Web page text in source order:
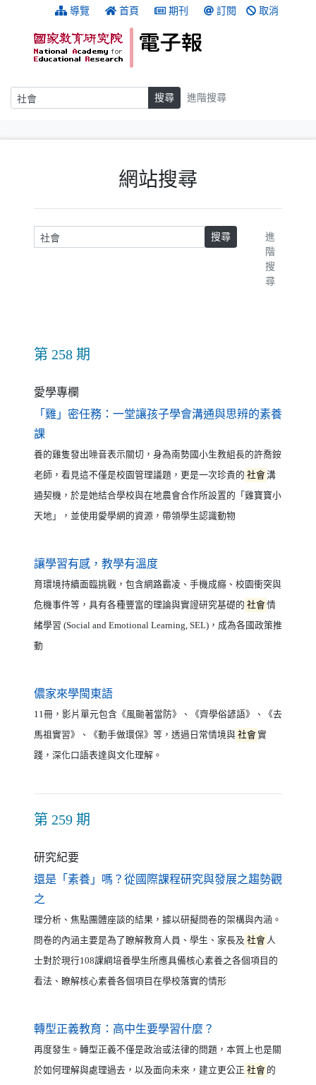
跳到主要內容 導覽 首頁 期刊 訂閱 取消
搜尋 搜尋 進階搜尋
網站搜尋
請輸入關鍵字 搜尋
進
階
搜
尋
第 258 期
愛學專欄
「雞」密任務：一堂讓孩子學會溝通與思辨的素養
課（另開新視窗）
養的雞隻發出噪音表示關切，身為南勢國小生教組長的許喬銨
老師，看見這不僅是校園管理議題，更是一次珍貴的 社會溝
通契機，於是她結合學校與在地農會合作所設置的「雞寶寶小
天地」，並使用愛學網的資源，帶領學生認識動物
讓學習有感，教學有溫度（另開新視窗）
育環境持續面臨挑戰，包含網路霸凌、手機成癮、校園衝突與
危機事件等，具有各種豐富的理論與實證研究基礎的 社會情
緒學習 (Social and Emotional Learning, SEL)，成為各國政策推
動
儂家來學閩東語（另開新視窗）
11冊，影片單元包含《風颱著當防》、《齊學俗諺語》、《去
馬祖實習》、《動手做環保》等，透過日常情境與 社會實
踐，深化口語表達與文化理解。
第 259 期
研究紀要
還是「素養」嗎？從國際課程研究與發展之趨勢觀
之
理分析、焦點團體座談的結果，據以研擬問卷的架構與內涵。
問卷的內涵主要是為了瞭解教育人員、學生、家長及 社會 人
士對於現行108課綱培養學生所應具備核心素養之各個項目的
看法、瞭解核心素養各個項目在學校落實的情形
轉型正義教育：高中生要學習什麼？
再度發生。轉型正義不僅是政治或法律的問題，本質上也是關
於如何理解與處理過去，以及面向未來，建立更公正 社會 的